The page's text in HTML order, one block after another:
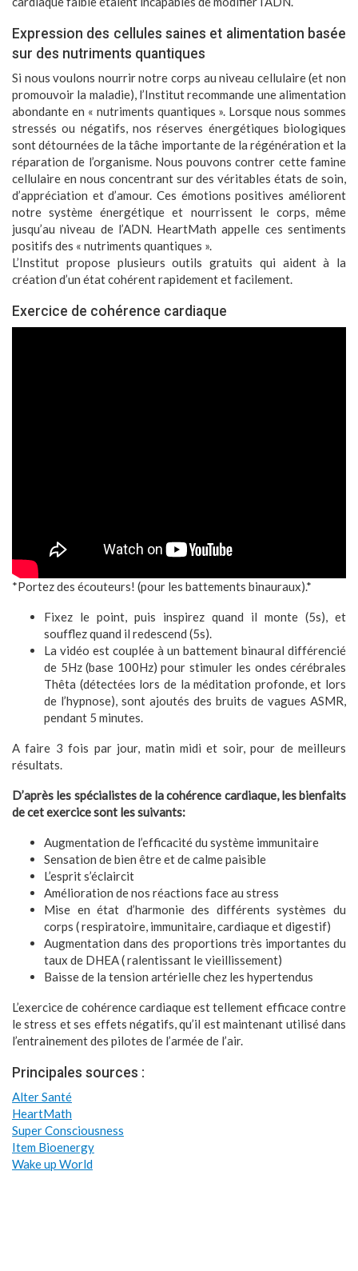
Expression des cellules saines et alimentation basée
sur des nutriments quantiques
Si nous voulons nourrir notre corps au niveau cellulaire (et non
promouvoir la maladie), l’Institut recommande une alimentation
abondante en « nutriments quantiques ». Lorsque nous sommes
stressés ou négatifs, nos réserves énergétiques biologiques
sont détournées de la tâche importante de la régénération et la
réparation de l’organisme. Nous pouvons contrer cette famine
cellulaire en nous concentrant sur des véritables états de soin,
d’appréciation et d’amour. Ces émotions positives améliorent
notre système énergétique et nourrissent le corps, même
jusqu’au niveau de l’ADN. HeartMath appelle ces sentiments
positifs des « nutriments quantiques ».
L’Institut propose plusieurs outils gratuits qui aident à la
création d’un état cohérent rapidement et facilement.
Exercice de cohérence cardiaque
*Portez des écouteurs! (pour les battements binauraux).*
Fixez le point, puis inspirez quand il monte (5s), et
soufflez quand il redescend (5s).
La vidéo est couplée à un battement binaural différencié
de 5Hz (base 100Hz) pour stimuler les ondes cérébrales
Thêta (détectées lors de la méditation profonde, et lors
de l’hypnose), sont ajoutés des bruits de vagues ASMR,
pendant 5 minutes.
A faire 3 fois par jour, matin midi et soir, pour de meilleurs
résultats.
D’après les spécialistes de la cohérence cardiaque, les bienfaits
de cet exercice sont les suivants:
Augmentation de l’efficacité du système immunitaire
Sensation de bien être et de calme paisible
L’esprit s’éclaircit
Amélioration de nos réactions face au stress
Mise en état d’harmonie des différents systèmes du
corps ( respiratoire, immunitaire, cardiaque et digestif)
Augmentation dans des proportions très importantes du
taux de DHEA ( ralentissant le vieillissement)
Baisse de la tension artérielle chez les hypertendus
L’exercice de cohérence cardiaque est tellement efficace contre
le stress et ses effets négatifs, qu’il est maintenant utilisé dans
l’entrainement des pilotes de l’armée de l’air.
Principales sources :
Alter Santé
HeartMath
Super Consciousness
Item Bioenergy
Wake up World